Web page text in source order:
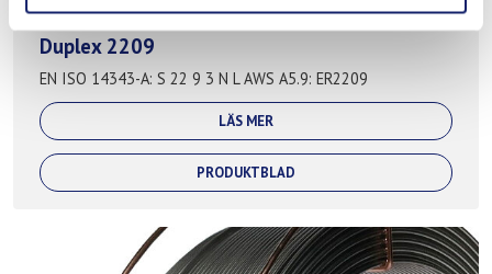
Duplex 2209
EN ISO 14343-A: S 22 9 3 N L AWS A5.9: ER2209
LÄS MER
PRODUKTBLAD